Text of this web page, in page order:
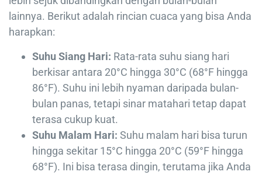
lainnya. Berikut adalah rincian cuaca yang bisa Anda
harapkan:
Suhu Siang Hari: Rata-rata suhu siang hari
berkisar antara 20°C hingga 30°C (68°F hingga
86°F). Suhu ini lebih nyaman daripada bulan-
bulan panas, tetapi sinar matahari tetap dapat
terasa cukup kuat.
Suhu Malam Hari: Suhu malam hari bisa turun
hingga sekitar 15°C hingga 20°C (59°F hingga
68°F). Ini bisa terasa dingin, terutama jika Anda